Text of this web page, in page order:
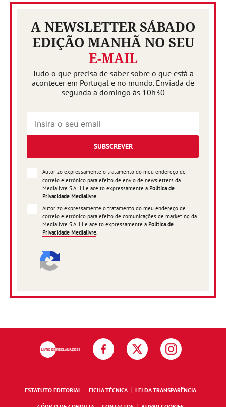
A NEWSLETTER SÁBADO
EDIÇÃO MANHÃ NO SEU
E-MAIL
Tudo o que precisa de saber sobre o que está a
acontecer em Portugal e no mundo. Enviada de
segunda a domingo às 10h30
SUBSCREVER
Autorizo expressamente o tratamento do meu endereço de
correio eletrónico para efeito de envio de newsletters da
Medialivre S.A.. Li e aceito expressamente a Política de
Privacidade Medialivre.
Autorizo expressamente o tratamento do meu endereço de
correio eletrónico para efeito de comunicações de marketing da
Medialivre S.A..Li e aceito expressamente a Política de
Privacidade Medialivre.
ESTATUTO EDITORIAL FICHA TÉCNICA LEI DA TRANSPARÊNCIA